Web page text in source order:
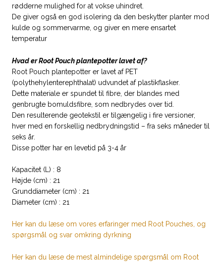
rødderne mulighed for at vokse uhindret.
De giver også en god isolering da den beskytter planter mod
kulde og sommervarme, og giver en mere ensartet
temperatur
Hvad er Root Pouch plantepotter lavet af?
Root Pouch plantepotter er lavet af PET
(polythehylenterephthalat) udvundet af plastikflasker.
Dette materiale er spundet til fibre, der blandes med
genbrugte bomuldsfibre, som nedbrydes over tid.
Den resulterende geotekstil er tilgængelig i fire versioner,
hver med en forskellig nedbrydningstid – fra seks måneder til
seks år.
Disse potter har en levetid på 3-4 år
Kapacitet (L) : 8
Højde (cm) : 21
Grunddiameter (cm) : 21
Diameter (cm) : 21
Her kan du læse om vores erfaringer med Root Pouches, og
spørgsmål og svar omkring dyrkning
Her kan du læse de mest almindelige spørgsmål om Root